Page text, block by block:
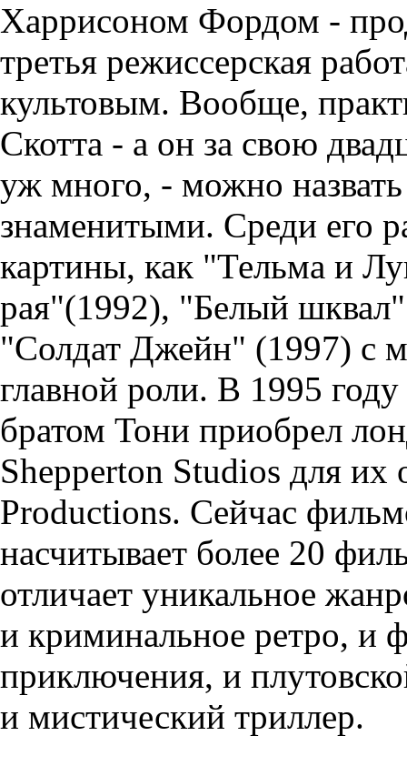
Харрисоном Фордом -
третья режиссерская
культовым. Вообще,
Скотта - а он за свою
уж много, - можно
знаменитыми. Среди его
картины, как "Тельма и
рая"(1992), "Белый
"Солдат Джейн" (1997) с
главной роли. В 1995
братом Тони приобрел
Shepperton Studios для
Productions. Сейчас
насчитывает более 20
отличает уникальное
и криминальное ретро, и
приключения, и
и мистический триллер.